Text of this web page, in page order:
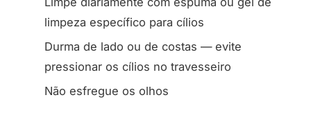
limpeza específico para cílios
Durma de lado ou de costas — evite
pressionar os cílios no travesseiro
Não esfregue os olhos